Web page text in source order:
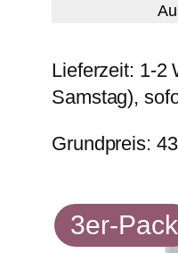
Lieferzeit: 1-2
Samstag),
Grundpreis:
3er-Pack